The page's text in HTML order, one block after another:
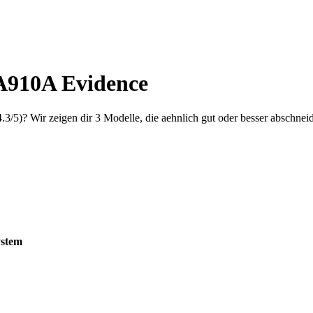
Evidence
/5)? Wir zeigen dir3 Modelle, die aehnlich gut oder besser